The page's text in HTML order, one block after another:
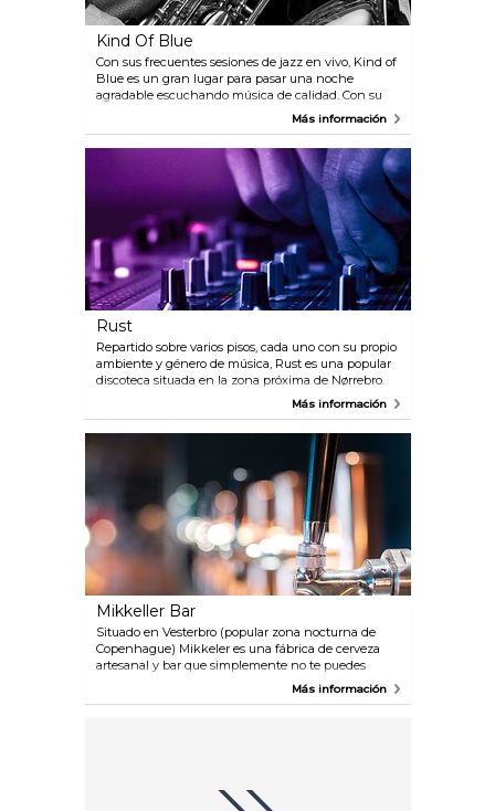
Kind Of Blue
Con sus frecuentes sesiones de jazz en vivo, Kind of
Blue es un gran lugar para pasar una noche
agradable escuchando música de calidad. Con su
ubicación en una animada calle tendrá varias
Más información
Rust
Repartido sobre varios pisos, cada uno con su propio
ambiente y género de música, Rust es una popular
discoteca situada en la zona próxima de Nørrebro.
Espere escuchar rock indie rock y pop, así como hip
presentaciones en vivo, también.
Más información
Mikkeller Bar
Situado en Vesterbro (popular zona nocturna de
Copenhague) Mikkeler es una fábrica de cerveza
artesanal y bar que simplemente no te puedes
perder. Amantes de la cerveza artesanal tendrán
Más información